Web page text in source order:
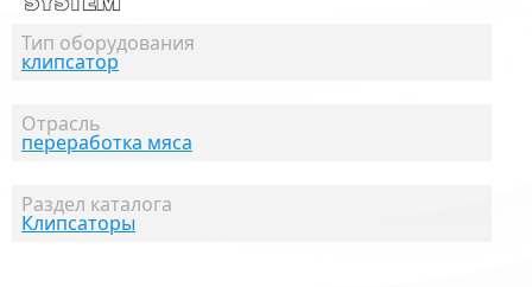
Тип оборудования
клипсатор
Отрасль
переработка мяса
Раздел каталога
Клипсаторы